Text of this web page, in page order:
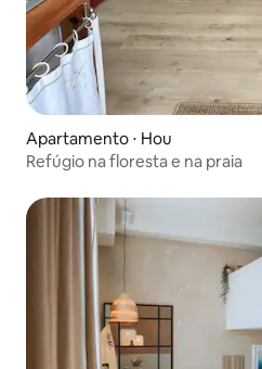
Apartamento ⋅ Hou
Refúgio na floresta e na praia